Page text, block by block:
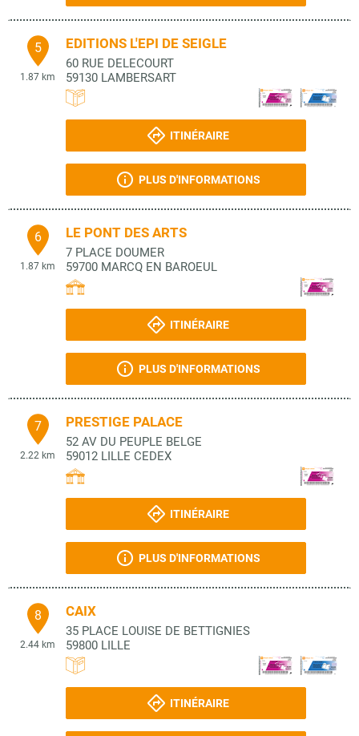
5
1.87 km
EDITIONS L'EPI DE SEIGLE
60 RUE DELECOURT
59130 LAMBERSART
ITINÉRAIRE
PLUS D'INFORMATIONS
6
1.87 km
LE PONT DES ARTS
7 PLACE DOUMER
59700 MARCQ EN BAROEUL
ITINÉRAIRE
PLUS D'INFORMATIONS
7
2.22 km
PRESTIGE PALACE
52 AV DU PEUPLE BELGE
59012 LILLE CEDEX
ITINÉRAIRE
PLUS D'INFORMATIONS
8
2.44 km
CAIX
35 PLACE LOUISE DE BETTIGNIES
59800 LILLE
ITINÉRAIRE